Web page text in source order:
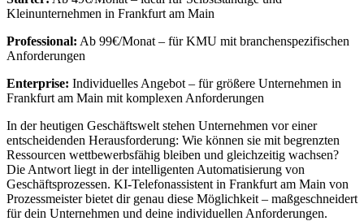
Kleinunternehmen in Frankfurt am Main
Professional: Ab 99€/Monat – für KMU mit branchenspezifischen
Anforderungen
Enterprise: Individuelles Angebot – für größere Unternehmen in
Frankfurt am Main mit komplexen Anforderungen
In der heutigen Geschäftswelt stehen Unternehmen vor einer
entscheidenden Herausforderung: Wie können sie mit begrenzten
Ressourcen wettbewerbsfähig bleiben und gleichzeitig wachsen?
Die Antwort liegt in der intelligenten Automatisierung von
Geschäftsprozessen. KI-Telefonassistent in Frankfurt am Main von
Prozessmeister bietet dir genau diese Möglichkeit – maßgeschneidert
für dein Unternehmen und deine individuellen Anforderungen.